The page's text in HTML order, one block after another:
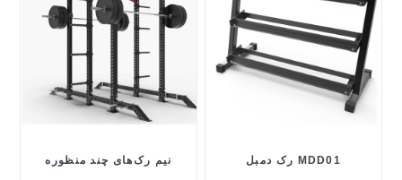
نیم رک‌های چند منظوره رک دمبل MDD01